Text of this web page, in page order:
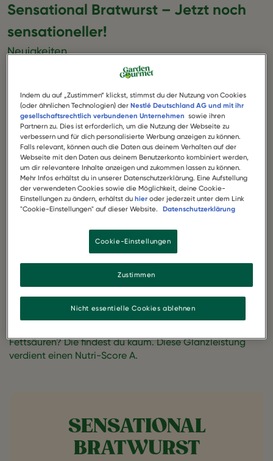
Sensational Bratwurst – Jetzt noch
sensationeller!
Neuigkeiten
Schon gehört? Unsere beliebte
jetzt noch saftiger und einfach zum Reinbeißen. Mit
optimierter Rezeptur lässt sie die Herzen von echten
Grillfans und wahren Bratwurst-Liebhaber:innen
höherschlagen. Mmmh, soooooo lecker.
Wir stehen auf innere Werte
Knackig, würzig und mit ordentlich Biss … Die
Sensational Bratwurstüberzeugt einfach. 100 %
pflanzlich, 100 % Soja aus europäischem Anbau. Einfach
sensationell! Doch wie bekommt man diesen
Wir benutzen Gewürze und Kräuter, wie zum Beispiel
Majoran, sowie ausschließlich natürliche Aromen. Auf
künstliche Farbstoffe verzichten wir komplett. Für die
rötliche Farbe sorgen Rote Bete, Paprika und Karotte.
Doch sie schmeckt nicht nur gut, sie ist auch gut. Im
Vergleich zu regulären Bratwürsten ist sie reich an
Fettsäuren? Die findest du kaum. Diese Glanzleistung
verdient einen Nutri-Score A.
SENSATIONAL
BRATWURST
Indem du auf „Zustimmen“ klickst, stimmst du der Nutzung von Cookies
(oder ähnlichen Technologien) derNestlé Deutschland AG und mit ihr
gesellschaftsrechtlich verbundenen Unternehmen sowie ihren
Partnern zu. Dies ist erforderlich, um die Nutzung der Webseite zu
verbessern und für dich personalisierte Werbung anzeigen zu können.
Falls relevant, können auch die Daten aus deinem Verhalten auf der
Webseite mit den Daten aus deinem Benutzerkonto kombiniert werden,
um dir relevantere Inhalte anzeigen und zukommen lassen zu können.
Mehr Infos erhältst du in unserer Datenschutzerklärung. Eine Aufstellung
der verwendeten Cookies sowie die Möglichkeit, deine Cookie-
Einstellungen zu ändern, erhältst duhier oder jederzeit unter dem Link
"Cookie-Einstellungen" auf dieser Website.
Datenschutzerklärung
Cookie-Einstellungen
Nicht essentielle Cookies ablehnen
Zustimmen